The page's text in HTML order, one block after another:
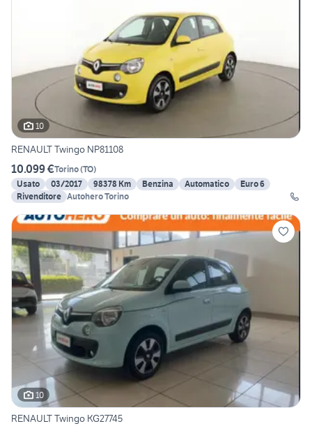
10
RENAULT Twingo NP81108
10.099 €Torino(TO)
Usato
03/2017 98378 Km Benzina Automatico
Euro 6
Rivenditore Autohero Torino
10
RENAULT Twingo KG27745